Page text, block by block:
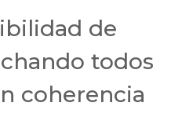
de
todos
coherencia